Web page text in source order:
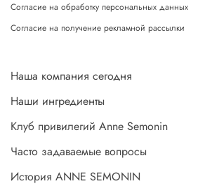
Согласие на обработку персональных данных
Согласие на получение рекламной рассылки
Наша компания сегодня
Наши ингредиенты
Клуб привилегий Anne Semonin
Часто задаваемые вопросы
История ANNE SEMONIN